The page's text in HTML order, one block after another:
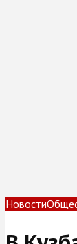
Новости